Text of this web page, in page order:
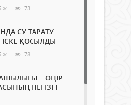
ж. 73
СУ ТАРАТУ
ҚОСЫЛДЫ
ж. 78
– ӨҢІР
НЕГІЗГІ